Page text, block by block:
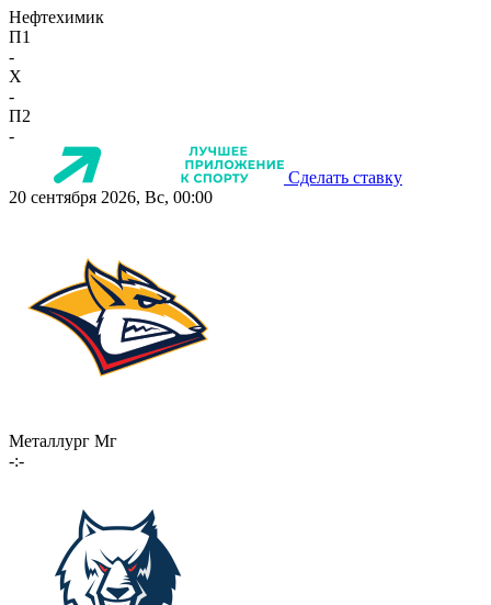
Нефтехимик
П1
-
X
-
П2
-
Сделать ставку
20 сентября 2026, Вс, 00:00
Металлург Мг
-:-